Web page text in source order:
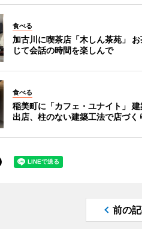
食べる
加古川に喫茶店「木しん茶苑」 お
じて会話の時間を楽しんで
食べる
稲美町に「カフェ・ユナイト」
出店、柱のない建築工法で店づく
前の